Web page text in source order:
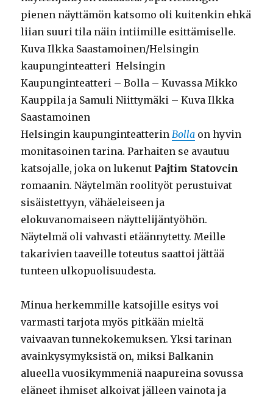
pienen näyttämön katsomo oli kuitenkin ehkä
liian suuri tila näin intiimille esittämiselle.
Kuva Ilkka Saastamoinen/Helsingin
kaupunginteatteri Helsingin
Kaupunginteatteri – Bolla – Kuvassa Mikko
Kauppila ja Samuli Niittymäki – Kuva Ilkka
Saastamoinen
Helsingin kaupunginteatterin Bolla on hyvin
monitasoinen tarina. Parhaiten se avautuu
katsojalle, joka on lukenut Pajtim Statovcin
romaanin. Näytelmän roolityöt perustuivat
sisäistettyyn, vähäeleiseen ja
elokuvanomaiseen näyttelijäntyöhön.
Näytelmä oli vahvasti etäännytetty. Meille
takarivien taaveille toteutus saattoi jättää
tunteen ulkopuolisuudesta.
Minua herkemmille katsojille esitys voi
varmasti tarjota myös pitkään mieltä
vaivaavan tunnekokemuksen. Yksi tarinan
avainkysymyksistä on, miksi Balkanin
alueella vuosikymmeniä naapureina sovussa
eläneet ihmiset alkoivat jälleen vainota ja